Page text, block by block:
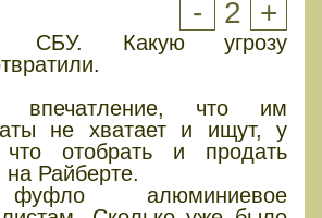
- 2 +
СБУ. Какую угрозу
впечатление, что им
не хватает и ищут, у
что отобрать и продать
на Райберте.
алюминиевое